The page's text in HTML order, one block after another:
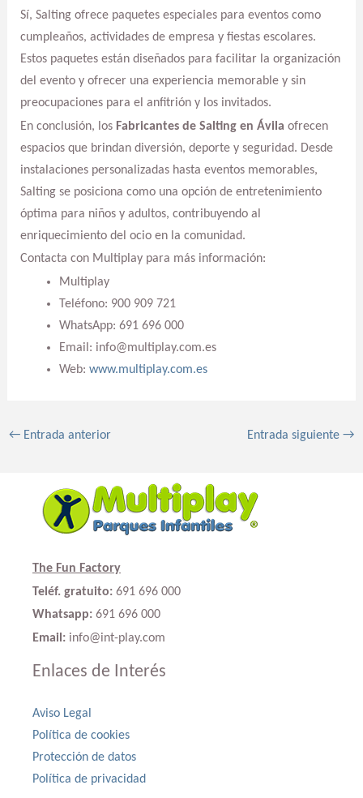
Sí, Salting ofrece paquetes especiales para eventos como
cumpleaños, actividades de empresa y fiestas escolares.
Estos paquetes están diseñados para facilitar la organización
del evento y ofrecer una experiencia memorable y sin
preocupaciones para el anfitrión y los invitados.
En conclusión, los Fabricantes de Salting en Ávila ofrecen
espacios que brindan diversión, deporte y seguridad. Desde
instalaciones personalizadas hasta eventos memorables,
Salting se posiciona como una opción de entretenimiento
óptima para niños y adultos, contribuyendo al
enriquecimiento del ocio en la comunidad.
Contacta con Multiplay para más información:
Multiplay
Teléfono: 900 909 721
WhatsApp: 691 696 000
Email: info@multiplay.com.es
Web: www.multiplay.com.es
←Entrada anterior Entrada siguiente→
The Fun Factory
Teléf. gratuito: 691 696 000
Whatsapp: 691 696 000
Email: info@int-play.com
Enlaces de Interés
Aviso Legal
Política de cookies
Protección de datos
Política de privacidad